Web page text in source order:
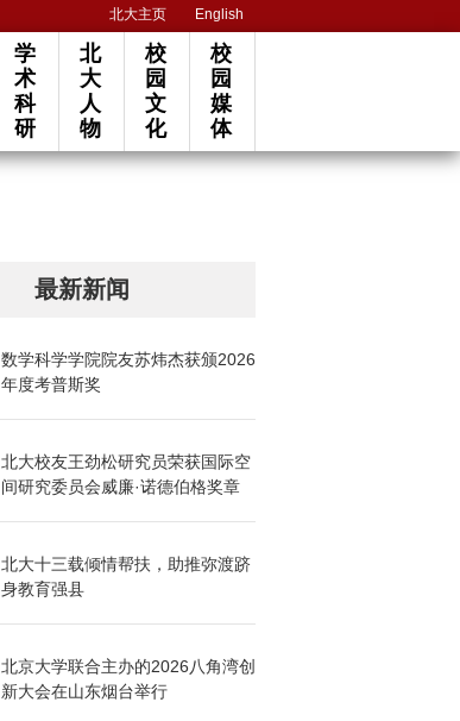
北大主页 English
学
术
科
研
北
大
人
物
校
园
文
化
校
园
媒
体
最新新闻
数学科学学院院友苏炜杰获颁2026
年度考普斯奖
北大校友王劲松研究员荣获国际空
间研究委员会威廉·诺德伯格奖章
北大十三载倾情帮扶，助推弥渡跻
身教育强县
北京大学联合主办的2026八角湾创
新大会在山东烟台举行